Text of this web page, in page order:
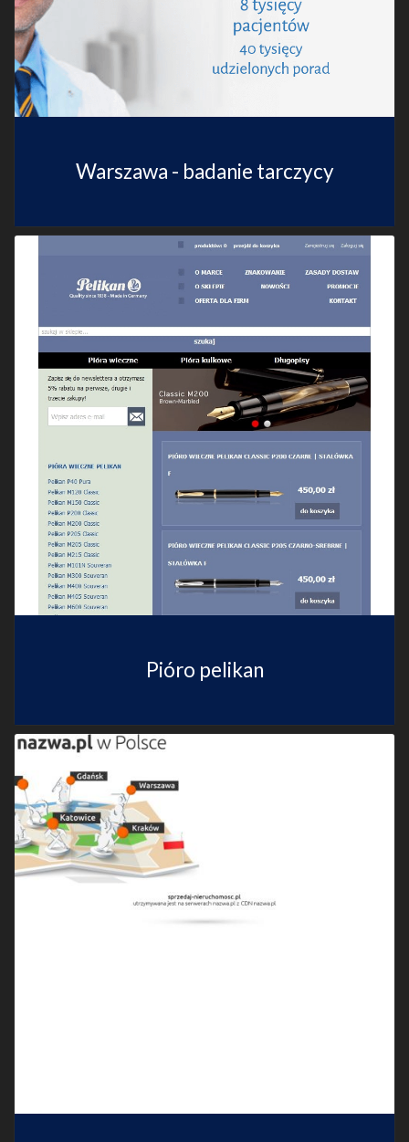
Warszawa - badanie tarczycy
Pióro pelikan